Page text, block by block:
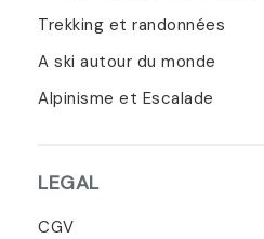
Trekking et randonnées
A ski autour du monde
Alpinisme et Escalade
LEGAL
CGV